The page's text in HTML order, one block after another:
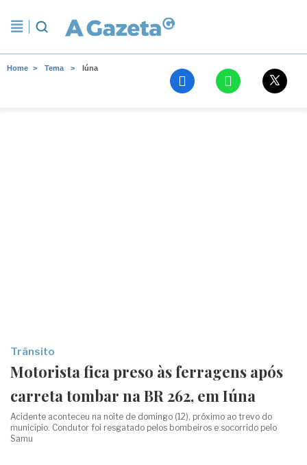
Home Tema Iúna
Trânsito
Motorista fica preso às ferragens após
carreta tombar na BR 262, em Iúna
Acidente aconteceu na noite de domingo (12), próximo ao trevo do
município. Condutor foi resgatado pelos bombeiros e socorrido pelo
Samu